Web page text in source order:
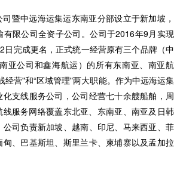
暨中远海运集运东南亚分部设立于新加坡，
有限公司全资子公司。公司于2016年9月实现
日完成更名，正式统一经营原有三个品牌（中
亚公司和鑫海航运）的所有东南亚、南亚航
经营"和“区域管理"两大职能。作为中远海运集
支线服务公司，公司经营七十余艘船舶，周
服务网络覆盖东北亚、东南亚、南亚及日韩
司负责新加坡、越南、印尼、马来西亚、菲
、巴基斯坦、斯里兰卡、柬埔寨以及孟加拉